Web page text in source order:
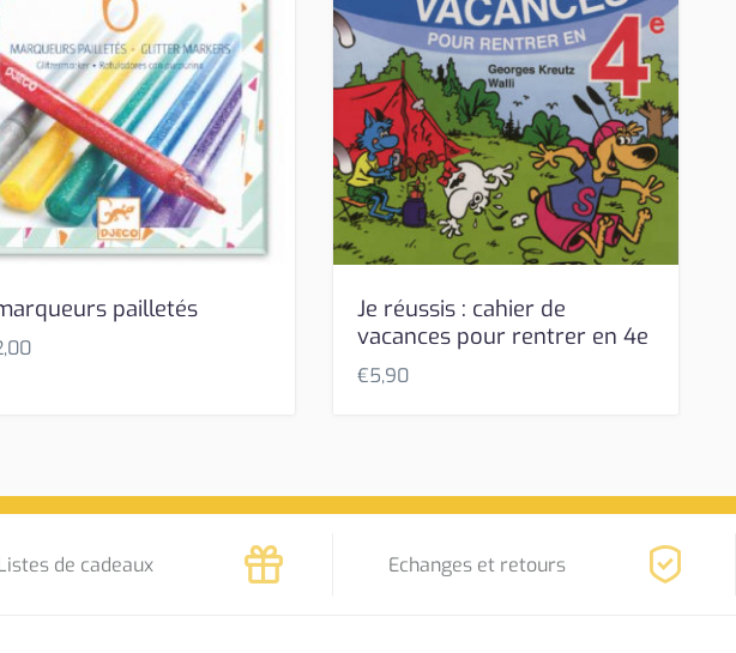
pailletés
Je réussis : cahier de
vacances pour rentrer en 4e
€5,90
de cadeaux Echanges et retours